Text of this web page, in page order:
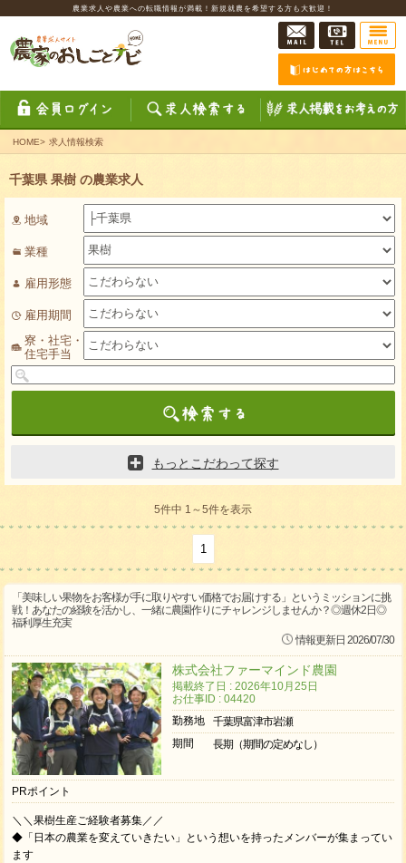
農業求人や農業への転職情報が満載！新規就農を希望する方も大歓迎！
HOME> 求人情報検索
千葉県 果樹 の農業求人
地域
業種
雇用形態
雇用期間
寮・社宅・
住宅手当
もっとこだわって探す
5件中 1～5件を表示
1
「美味しい果物をお客様が手に取りやすい価格でお届けする」というミッションに挑
戦！あなたの経験を活かし、一緒に農園作りにチャレンジしませんか？◎週休2日◎
福利厚生充実
情報更新日 2026/07/30
株式会社ファーマインド農園
掲載終了日 : 2026年10月25日
お仕事ID : 04420
勤務地
千葉県富津市岩瀬
期間
長期（期間の定めなし）
PRポイント
＼＼果樹生産ご経験者募集／／
◆「日本の農業を変えていきたい」という想いを持ったメンバーが集まってい
ます